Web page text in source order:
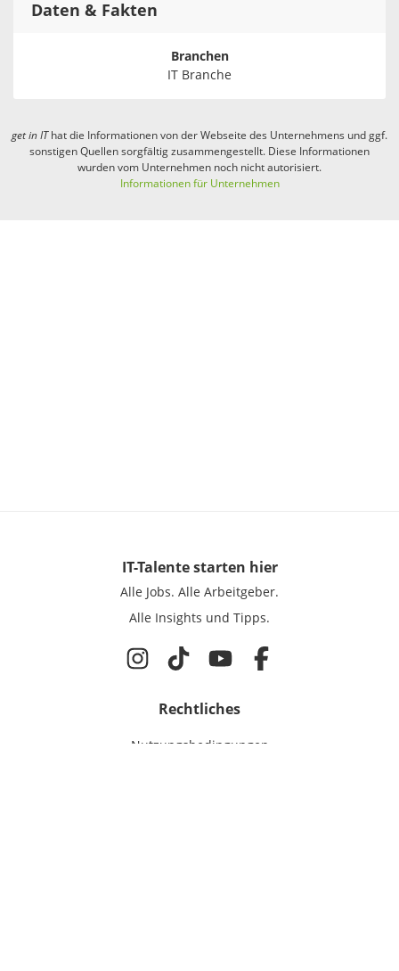
Daten & Fakten
Branchen
IT Branche
get in IThat die Informationen von der Webseite des Unternehmens und ggf.
sonstigen Quellen sorgfältig zusammengestellt. Diese Informationen
wurden vom Unternehmen noch nicht autorisiert.
Informationen für Unternehmen
IT-Talentestarten hier
Alle Jobs. Alle Arbeitgeber.
Alle Insights und Tipps.
Rechtliches
Nutzungsbedingungen